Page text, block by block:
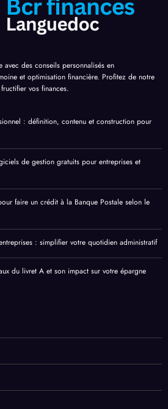
avec des conseils personnalisés en
et optimisation financière. Profitez de notre
vos finances.
: définition, contenu et construction pour
de gestion gratuits pour entreprises et
faire un crédit à la Banque Postale selon le
: simplifier votre quotidien administratif
du livret A et son impact sur votre épargne